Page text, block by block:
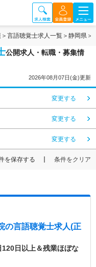
言語聴覚士求人一覧 静岡県
公開求人・転職・募集情
2026年08月07日(金)更新
変更する
変更する
変更する
を保存する 条件をクリア
の言語聴覚士求人(正
日以上＆残業ほぼな